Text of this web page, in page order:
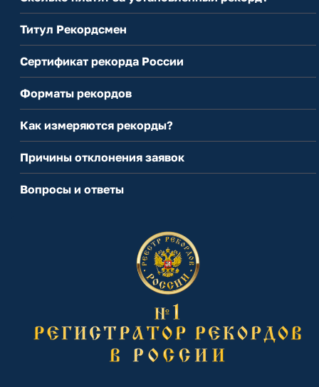
Титул Рекордсмен
Сертификат рекорда России
Форматы рекордов
Как измеряются рекорды?
Причины отклонения заявок
Вопросы и ответы